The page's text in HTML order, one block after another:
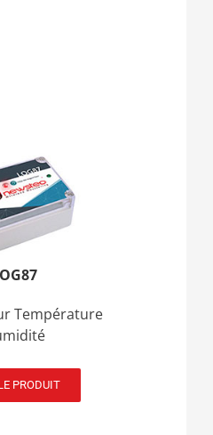
Température
PRODUIT